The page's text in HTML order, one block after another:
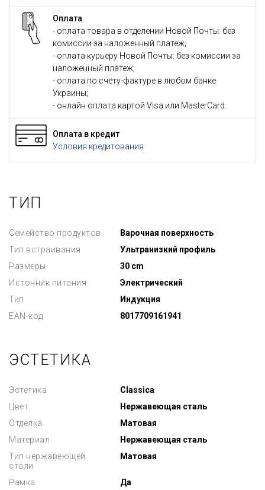
Оплата
- оплата товара в отделении Новой Почты: без
комиссии за наложенный платеж;
- оплата курьеру Новой Почты: без комиссии за
наложенный платеж;
- оплата по счету-фактуре в любом банке
Украины;
- онлайн оплата картой Visa или MasterCard.
Оплата в кредит
Условия кредитования
ТИП
Семейство продуктов
Варочная поверхность
Тип встраивания
Ультранизкий профиль
Размеры
30 cm
Источник питания
Электрический
Тип
Индукция
EAN-код
8017709161941
ЭСТЕТИКА
Эстетика
Classica
Цвет
Нержавеющая сталь
Отделка
Матовая
Материал
Нержавеющая сталь
Тип нержавеющей
стали
Матовая
Рамка
Да